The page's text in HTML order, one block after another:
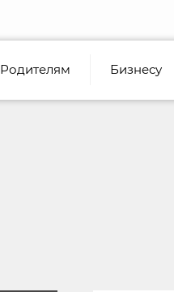
Родителям Бизнесу